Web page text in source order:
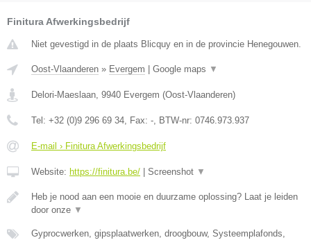
Finitura Afwerkingsbedrijf
Niet gevestigd in de plaats Blicquy en in de provincie Henegouwen.
Oost-Vlaanderen » Evergem | Google maps ▼
Delori-Maeslaan 9940 Evergem (Oost-Vlaanderen)
Tel: +32 (0)9 296 69 34 , Fax: - , BTW-nr: 0746.973.937
E-mail › Finitura Afwerkingsbedrijf
Website: https://finitura.be/ | Screenshot ▼
Heb je nood aan een mooie en duurzame oplossing? Laat je leiden
door onze ▼
Gyprocwerken, gipsplaatwerken, droogbouw, Systeemplafonds,